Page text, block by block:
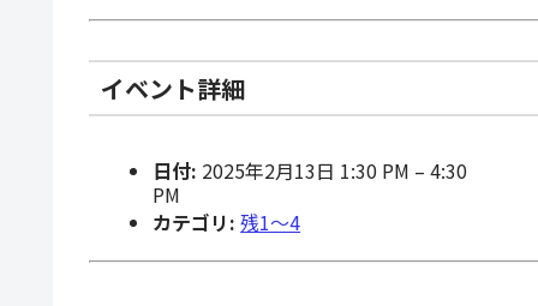
イベント詳細
日付: 2025年2月13日 1:30 PM –4:30
PM
カテゴリ: 残1〜4